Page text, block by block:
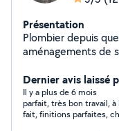
Présentation
Plombier depuis
aménagements de
Dernier avis laissé
Il y a plus de 6 mois
parfait, très bon travail,
fait, finitions parfaites,